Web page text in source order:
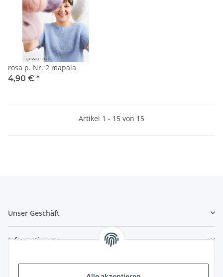
rosa p. Nr. 2 mapala
4,90 € *
Artikel 1 - 15 von 15
Unser Geschäft
Informationen
Zahlungsmöglichkeiten